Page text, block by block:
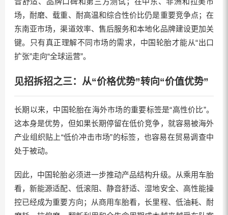
场，耐磨、载重、耐高温和综合性价比仍是重要竞争点；在
东南亚市场，渠道效率、售后服务和本地化品牌建设更加关
键。只有真正理解不同市场的需求，中国轮胎才能从“出口
扩张”走向“全球运营”。
见招拆招之三：从“价格优势”转向“价值优势”
长期以来，中国轮胎在海外市场的重要标签是“高性价比”。
这本身是优势，但如果长期停留在低价竞争，就容易被海外
产业组织贴上“低价冲击市场”的标签，也容易在贸易调查中
处于被动。
因此，中国轮胎必须进一步推动产品结构升级。从乘用车胎
看，新能源适配、低滚阻、静音舒适、湿地安全、高性能操
控已经成为重要方向；从商用车胎看，长里程、低油耗、耐